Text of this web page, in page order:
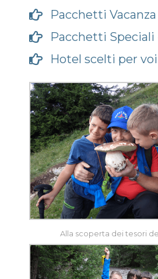
Pacchetti
Pacchetti
Hotel scelti per voi
Alla scoperta dei tesori